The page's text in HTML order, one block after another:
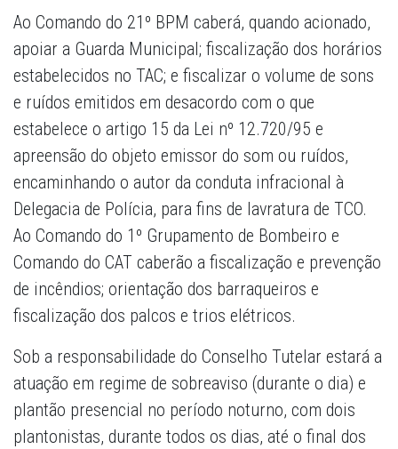
Ao Comando do 21º BPM caberá, quando acionado,
apoiar a Guarda Municipal; fiscalização dos horários
estabelecidos no TAC; e fiscalizar o volume de sons
e ruídos emitidos em desacordo com o que
estabelece o artigo 15 da Lei nº 12.720/95 e
apreensão do objeto emissor do som ou ruídos,
encaminhando o autor da conduta infracional à
Delegacia de Polícia, para fins de lavratura de TCO.
Ao Comando do 1º Grupamento de Bombeiro e
Comando do CAT caberão a fiscalização e prevenção
de incêndios; orientação dos barraqueiros e
fiscalização dos palcos e trios elétricos.
Sob a responsabilidade do Conselho Tutelar estará a
atuação em regime de sobreaviso (durante o dia) e
plantão presencial no período noturno, com dois
plantonistas, durante todos os dias, até o final dos